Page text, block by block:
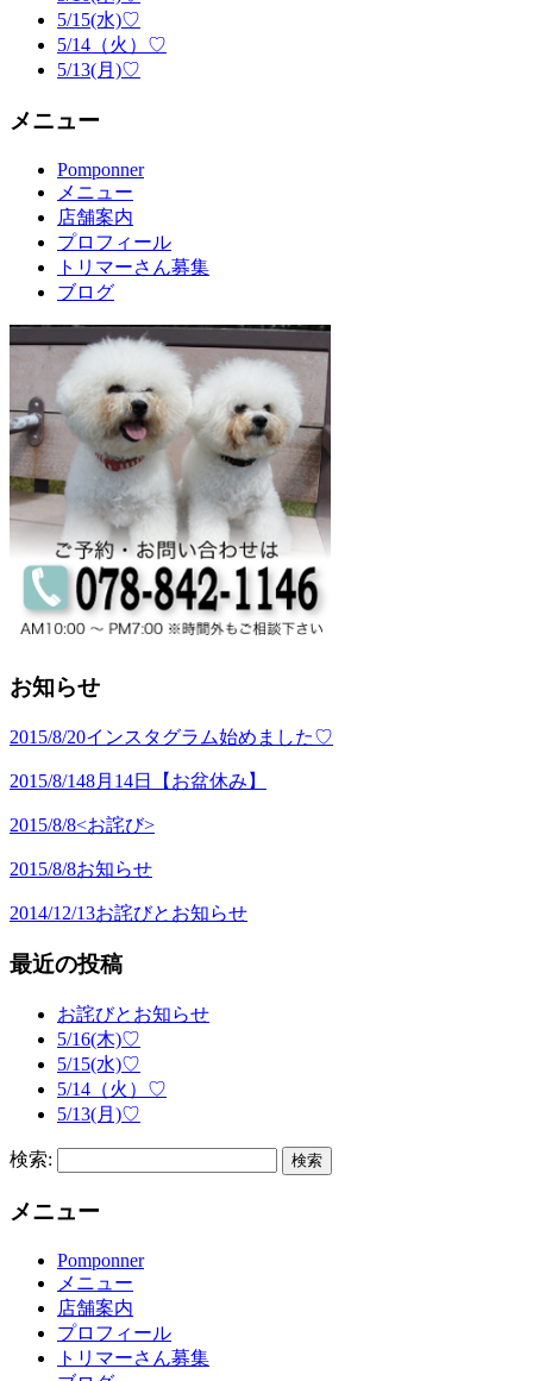
5/15(水)♡
5/14（火）♡
5/13(月)♡
メニュー
Pomponner
メニュー
店舗案内
プロフィール
トリマーさん募集
ブログ
お知らせ
2015/8/20インスタグラム始めました♡
2015/8/148月14日【お盆休み】
2015/8/8<お詫び>
2015/8/8お知らせ
2014/12/13お詫びとお知らせ
最近の投稿
お詫びとお知らせ
5/16(木)♡
5/15(水)♡
5/14（火）♡
5/13(月)♡
検索:
メニュー
Pomponner
メニュー
店舗案内
プロフィール
トリマーさん募集